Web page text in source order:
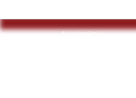
facebooktwitter